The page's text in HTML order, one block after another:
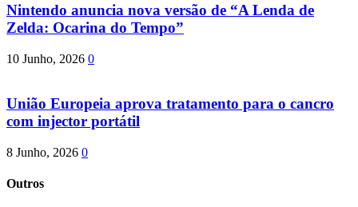
Nintendo anuncia nova versão de “A Lenda de
Zelda: Ocarina do Tempo”
10 Junho, 2026 0
União Europeia aprova tratamento para o cancro
com injector portátil
8 Junho, 2026 0
Outros